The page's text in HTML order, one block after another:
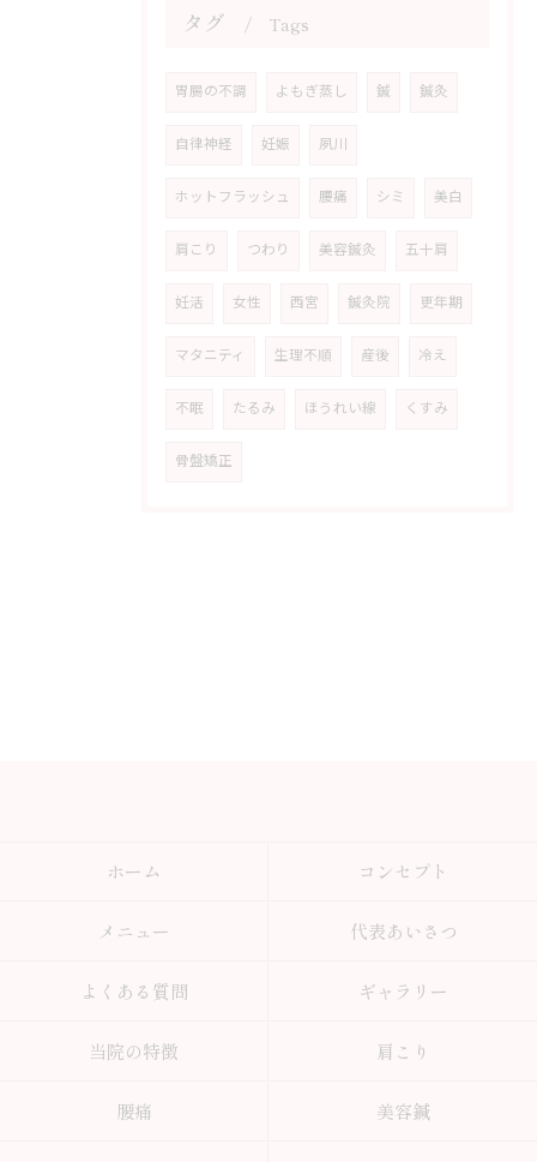
タグ Tags
胃腸の不調 よもぎ蒸し 鍼 鍼灸
自律神経 妊娠 夙川
ホットフラッシュ 腰痛 シミ 美白
肩こり つわり 美容鍼灸 五十肩
妊活 女性 西宮 鍼灸院 更年期
マタニティ 生理不順 産後 冷え
不眠 たるみ ほうれい線 くすみ
骨盤矯正
ホーム コンセプト
メニュー 代表あいさつ
よくある質問 ギャラリー
当院の特徴 肩こり
腰痛 美容鍼